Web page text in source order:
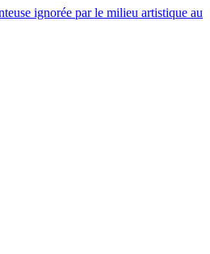
ignorée par le milieu artistique au